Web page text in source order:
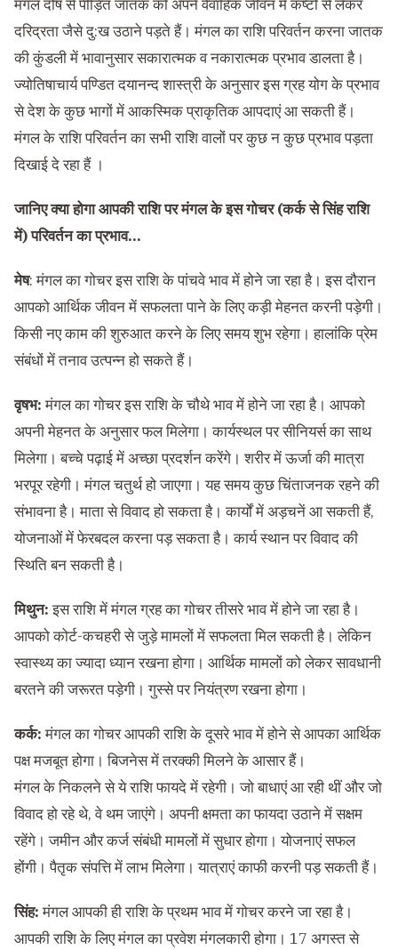
मंगल दोष से पीड़ित जातक को अपने वैवाहिक जीवन में कष्टों से लेकर
दरिद्रता जैसे दु:ख उठाने पड़ते हैं। मंगल का राशि परिवर्तन करना जातक
की कुंडली में भावानुसार सकारात्मक व नकारात्मक प्रभाव डालता है।
ज्योतिषाचार्य पण्डित दयानन्द शास्त्री के अनुसार इस ग्रह योग के प्रभाव
से देश के कुछ भागों में आकस्मिक प्राकृतिक आपदाएं आ सकती हैं।
मंगल के राशि परिवर्तन का सभी राशि वालों पर कुछ न कुछ प्रभाव पड़ता
दिखाई दे रहा हैं ।
जानिए क्या होगा आपकी राशि पर मंगल के इस गोचर (कर्क से सिंह राशि
में) परिवर्तन का प्रभाव…
मेष: मंगल का गोचर इस राशि के पांचवे भाव में होने जा रहा है। इस दौरान
आपको आर्थिक जीवन में सफलता पाने के लिए कड़ी मेहनत करनी पड़ेगी।
किसी नए काम की शुरुआत करने के लिए समय शुभ रहेगा। हालांकि प्रेम
संबंधों में तनाव उत्पन्न हो सकते हैं।
वृषभ:मंगल का गोचर इस राशि के चौथे भाव में होने जा रहा है। आपको
अपनी मेहनत के अनुसार फल मिलेगा। कार्यस्थल पर सीनियर्स का साथ
मिलेगा। बच्चे पढ़ाई में अच्छा प्रदर्शन करेंगे। शरीर में ऊर्जा की मात्रा
भरपूर रहेगी। मंगल चतुर्थ हो जाएगा। यह समय कुछ चिंताजनक रहने की
संभावना है। माता से विवाद हो सकता है। कार्यों में अड़चनें आ सकती हैं,
योजनाओं में फेरबदल करना पड़ सकता है। कार्य स्थान पर विवाद की
स्थिति बन सकती है।
मिथुन:इस राशि में मंगल ग्रह का गोचर तीसरे भाव में होने जा रहा है।
आपको कोर्ट-कचहरी से जुड़े मामलों में सफलता मिल सकती है। लेकिन
स्वास्थ्य का ज्यादा ध्यान रखना होगा। आर्थिक मामलों को लेकर सावधानी
बरतने की जरूरत पड़ेगी। गुस्से पर नियंत्रण रखना होगा।
कर्क:मंगल का गोचर आपकी राशि के दूसरे भाव में होने से आपका आर्थिक
पक्ष मजबूत होगा। बिजनेस में तरक्की मिलने के आसार हैं।
मंगल के निकलने से ये राशि फायदे में रहेगी। जो बाधाएं आ रही थीं और जो
विवाद हो रहे थे, वे थम जाएंगे। अपनी क्षमता का फायदा उठाने में सक्षम
रहेंगे। जमीन और कर्ज संबंधी मामलों में सुधार होगा। योजनाएं सफल
होंगी। पैतृक संपत्ति में लाभ मिलेगा। यात्राएं काफी करनी पड़ सकती हैं।
सिंह:मंगल आपकी ही राशि के प्रथम भाव में गोचर करने जा रहा है।
आपकी राशि के लिए मंगल का प्रवेश मंगलकारी होगा। 17 अगस्त से